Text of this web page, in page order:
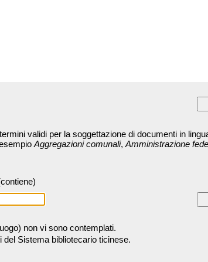
validi per la soggettazione di documenti in
Aggregazioni comunali, Amministrazione
non vi sono contemplati.
Sistema bibliotecario ticinese.